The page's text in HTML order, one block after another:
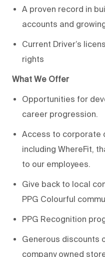
A proven record in
accounts and
Current Driver’s
rights
What We Offer
Opportunities for
career progression.
Access to corporate
including WhereFit,
to our employees.
Give back to local
PPG Colourful
PPG Recognition
Generous discounts
company owned